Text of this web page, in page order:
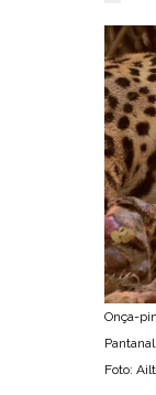
Onça-
Foto: